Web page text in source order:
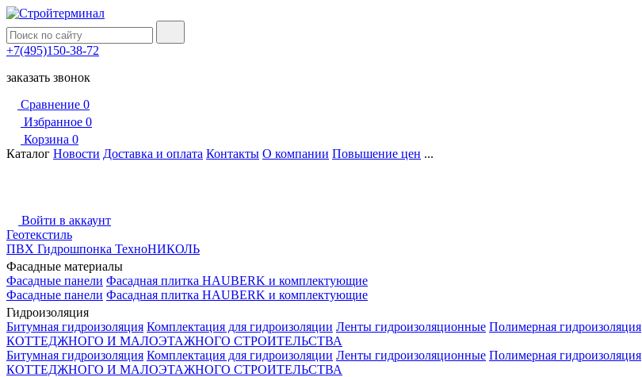
+7(495)150-38-72
заказать звонок
Сравнение 0
Избранное 0
Корзина 0
Каталог Новости Доставка и оплата Контакты О компании Повышение цен ...
Войти в аккаунт
Геотекстиль
ПВХ Гидрошпонка ТехноНИКОЛЬ
Фасадные материалы
Фасадные панели Фасадная плитка HAUBERK и комплектующие
Фасадные панели Фасадная плитка HAUBERK и комплектующие
Гидроизоляция
Битумная гидроизоляция Комплектация для гидроизоляции Ленты гидроизоляционные Полимерная гидроизоляция
КОТТЕДЖНОГО И МАЛОЭТАЖНОГО СТРОИТЕЛЬСТВА
Битумная гидроизоляция Комплектация для гидроизоляции Ленты гидроизоляционные Полимерная гидроизоляция
КОТТЕДЖНОГО И МАЛОЭТАЖНОГО СТРОИТЕЛЬСТВА